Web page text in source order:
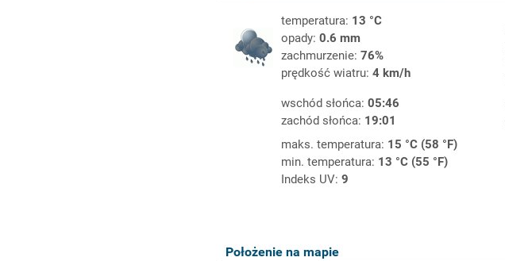
temperatura: 13 °C
opady: 0.6 mm
zachmurzenie: 76%
prędkość wiatru: 4 km/h
wschód słońca: 05:46
zachód słońca: 19:01
maks. temperatura: 15 °C (58 °F)
min. temperatura: 13 °C (55 °F)
Indeks UV: 9
Położenie na mapie